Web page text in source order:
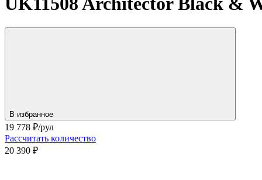
В избранное
19 778 ₽/рул
Рассчитать количество
20 390 ₽